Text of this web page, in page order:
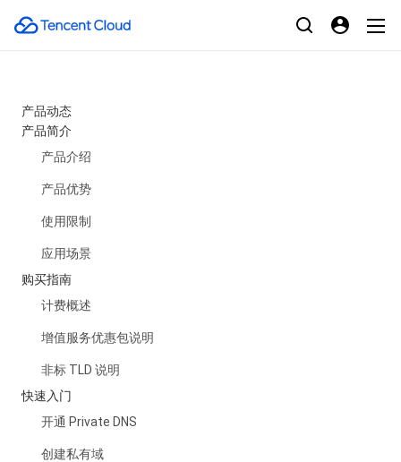
产品动态
产品简介
产品介绍
产品优势
使用限制
应用场景
购买指南
计费概述
增值服务优惠包说明
非标 TLD 说明
快速入门
开通 Private DNS
创建私有域